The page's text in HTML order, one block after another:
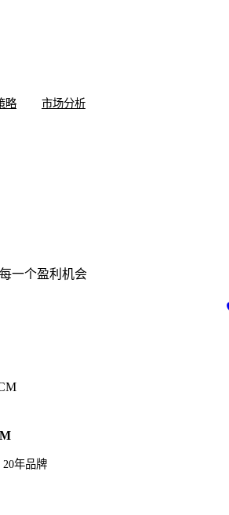
略 市场分析
一个盈利机会
年品牌